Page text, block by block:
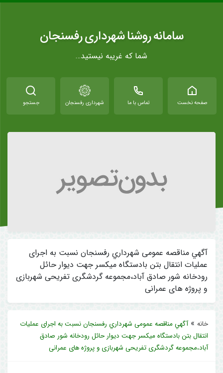
سامانه روشنا شهرداری رفسنجان
شما که غریبه نیستید…
صفحه نخست تماس با ما شهرداری رفسنجان جستجو
آگهي مناقصه عمومی شهرداري رفسنجان نسبت به اجرای
عملیات انتقال بتن بادستگاه میکسر جهت دیوار حائل
رودخانه شور صادق آباد،مجموعه گردشگری تفریحی شهربازی
و پروژه های عمرانی
خانه »آگهي مناقصه عمومی شهرداري رفسنجان نسبت به اجرای عملیات
انتقال بتن بادستگاه میکسر جهت دیوار حائل رودخانه شور صادق
آباد،مجموعه گردشگری تفریحی شهربازی و پروژه های عمرانی